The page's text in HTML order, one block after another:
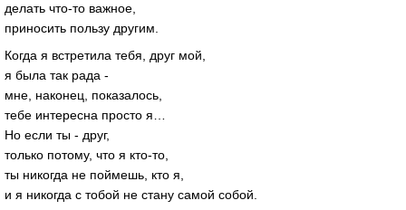
делать что-то важное,
приносить пользу другим.
Когда я встретила тебя, друг мой,
я была так рада -
мне, наконец, показалось,
тебе интересна просто я…
Но если ты - друг,
только потому, что я кто-то,
ты никогда не поймешь, кто я,
и я никогда с тобой не стану самой собой.